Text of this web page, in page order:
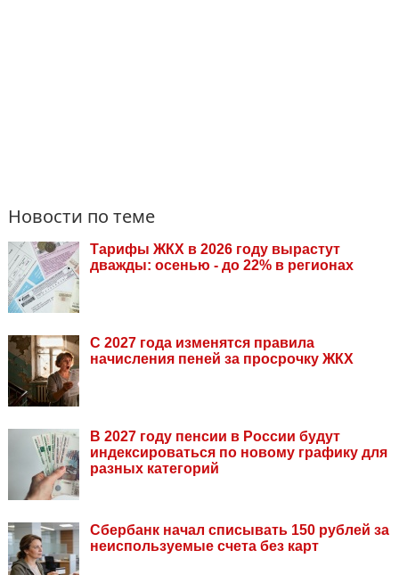
Новости по теме
Тарифы ЖКХ в 2026 году вырастут
дважды: осенью - до 22% в регионах
С 2027 года изменятся правила
начисления пеней за просрочку ЖКХ
В 2027 году пенсии в России будут
индексироваться по новому графику для
разных категорий
Сбербанк начал списывать 150 рублей за
неиспользуемые счета без карт